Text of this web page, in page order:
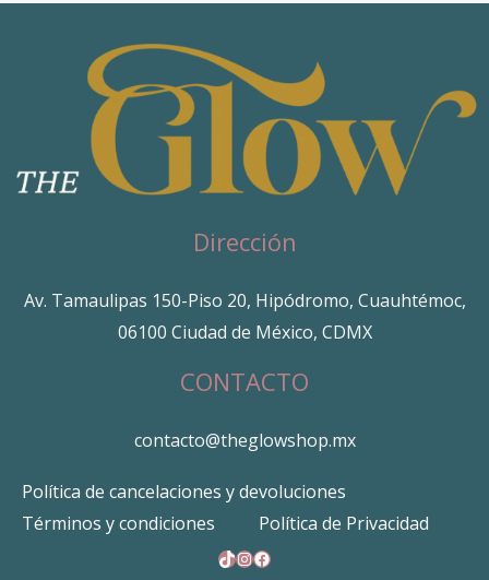
Dirección
Av. Tamaulipas 150-Piso 20, Hipódromo, Cuauhtémoc,
06100 Ciudad de México, CDMX
CONTACTO
contacto@theglowshop.mx
Política de cancelaciones y devoluciones
Términos y condiciones
Política de Privacidad
TikTok
Instagram
Facebook